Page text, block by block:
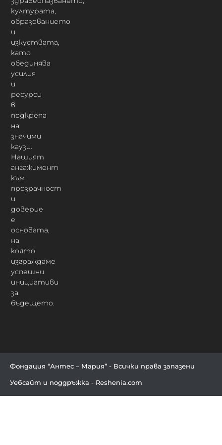
културата,
образованието
и
изкуствата,
като
обединява
усилия
и
ресурси
в
подкрепа
на
значими
каузи.
Нашият
ангажимент
към
прозрачност
и
доверие
е
основата,
на
която
изграждаме
успешни
инициативи
за
бъдещето.
Фондация “Антес – Мария” - Всички права запазени
Уебсайт и поддръжка - Reshenia.com